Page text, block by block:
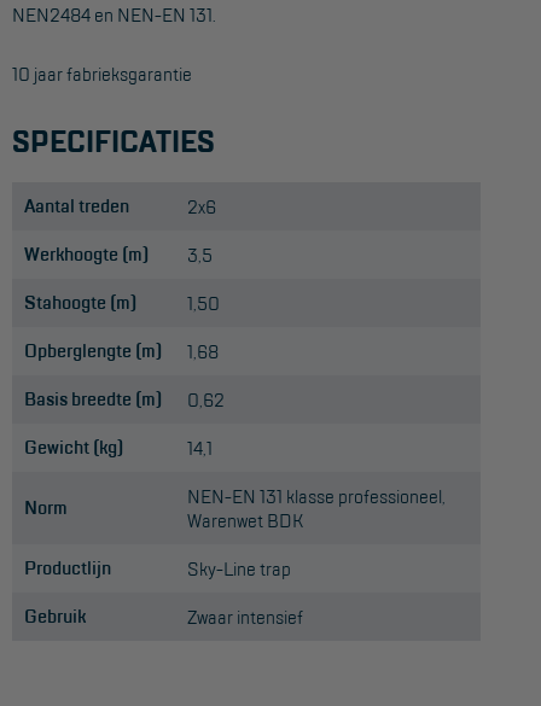
NEN2484 en NEN-EN 131.
10 jaar fabrieksgarantie
SPECIFICATIES
Aantal treden 2x6
Werkhoogte (m) 3,5
Stahoogte (m) 1,50
Opberglengte (m) 1,68
Basis breedte (m) 0,62
Gewicht (kg) 14,1
Norm
NEN-EN 131 klasse professioneel,
Warenwet BDK
Productlijn Sky-Line trap
Gebruik Zwaar intensief